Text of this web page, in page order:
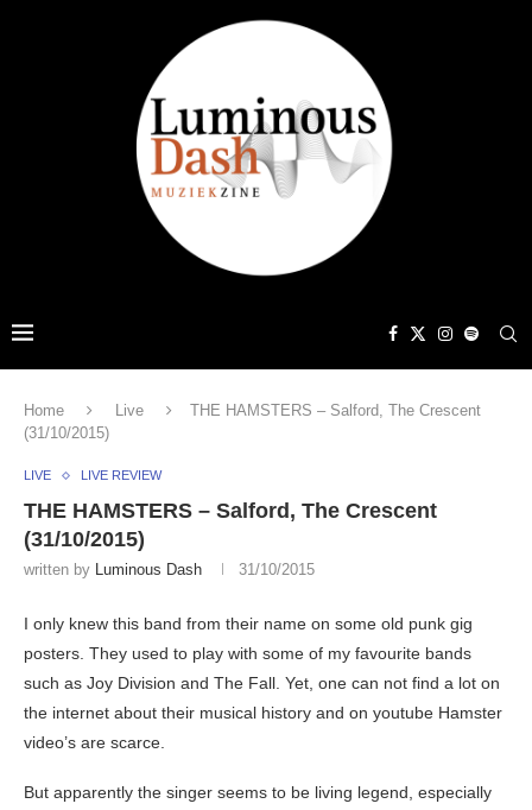
Home Live
THE HAMSTERS – Salford, The Crescent
(31/10/2015)
LIVE LIVE REVIEW
THE HAMSTERS – Salford, The Crescent
(31/10/2015)
written by Luminous Dash 31/10/2015
I only knew this band from their name on some old punk gig
posters. They used to play with some of my favourite bands
such as Joy Division and The Fall. Yet, one can not find a lot on
the internet about their musical history and on youtube Hamster
video’s are scarce.
But apparently the singer seems to be living legend, especially